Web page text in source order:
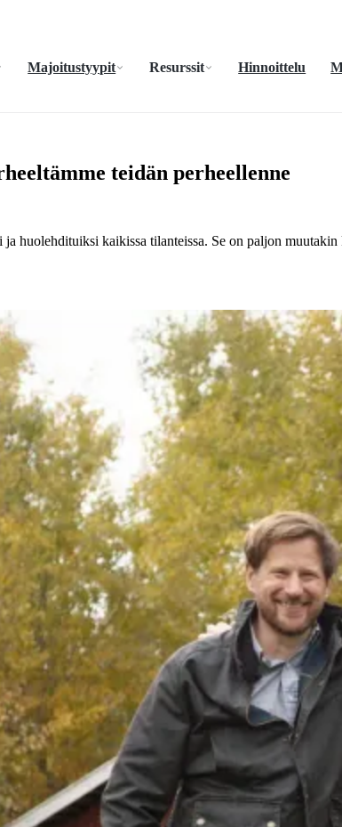
Majoitustyypit Resurssit Hinnoittelu
teidän perheellenne
huolehdituiksi kaikissa tilanteissa. Se on paljon